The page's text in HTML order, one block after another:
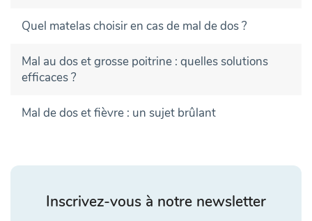
Quel matelas choisir en cas de mal de dos ?
Mal au dos et grosse poitrine : quelles solutions
efficaces ?
Mal de dos et fièvre : un sujet brûlant
Inscrivez-vous à notre newsletter